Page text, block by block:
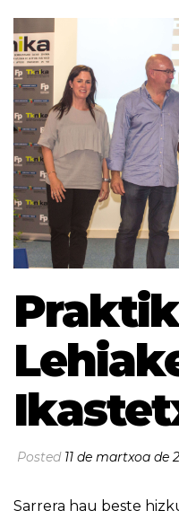
Posted 11 de martxoa de
Sarrera hau beste